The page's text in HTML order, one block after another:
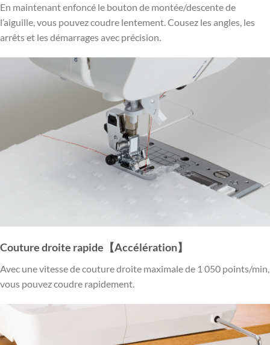
En maintenant enfoncé le bouton de montée/descente de
l’aiguille, vous pouvez coudre lentement. Cousez les angles, les
arrêts et les démarrages avec précision.
Couture droite rapide【Accélération】
Avec une vitesse de couture droite maximale de 1 050 points/min,
vous pouvez coudre rapidement.